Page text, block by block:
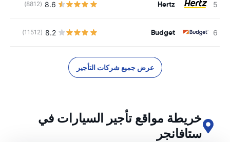
Hertz
8.6
(8812)
Budget
8.2
(11512)
عرض جميع شركات التأجير
خريطة مواقع تأجير السيارات في
ستافانجر